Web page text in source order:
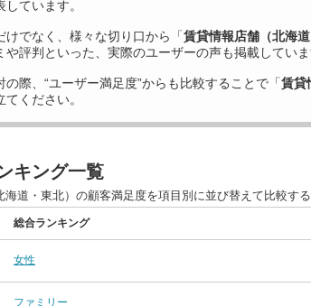
ています。
けでなく、様々な切り口から「賃貸情報店舗（北海道
や評判といった、実際のユーザーの声も掲載していま
の際、“ユーザー満足度”からも比較することで「賃貸
ください。
キング一覧
海道・東北）の顧客満足度を項目別に並び替えて比較する
総合ランキング
女性
ファミリー